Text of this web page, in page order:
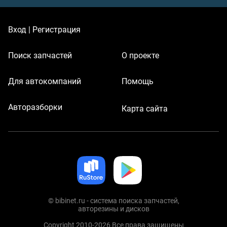
Вход | Регистрация
Поиск запчастей
Для автокомпаний
Авторазборки
О проекте
Помощь
Карта сайта
© bibinet.ru - система поиска запчастей,
авторезины и дисков
Copyright 2010-2026 Все права защищены